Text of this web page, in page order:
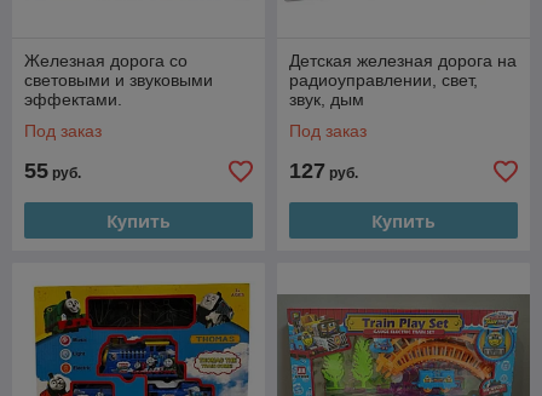
Железная дорога со
световыми и звуковыми
эффектами.
Под заказ
55 руб.
Купить
Детская железная дорога на
радиоуправлении, свет,
звук, дым
Под заказ
127 руб.
Купить